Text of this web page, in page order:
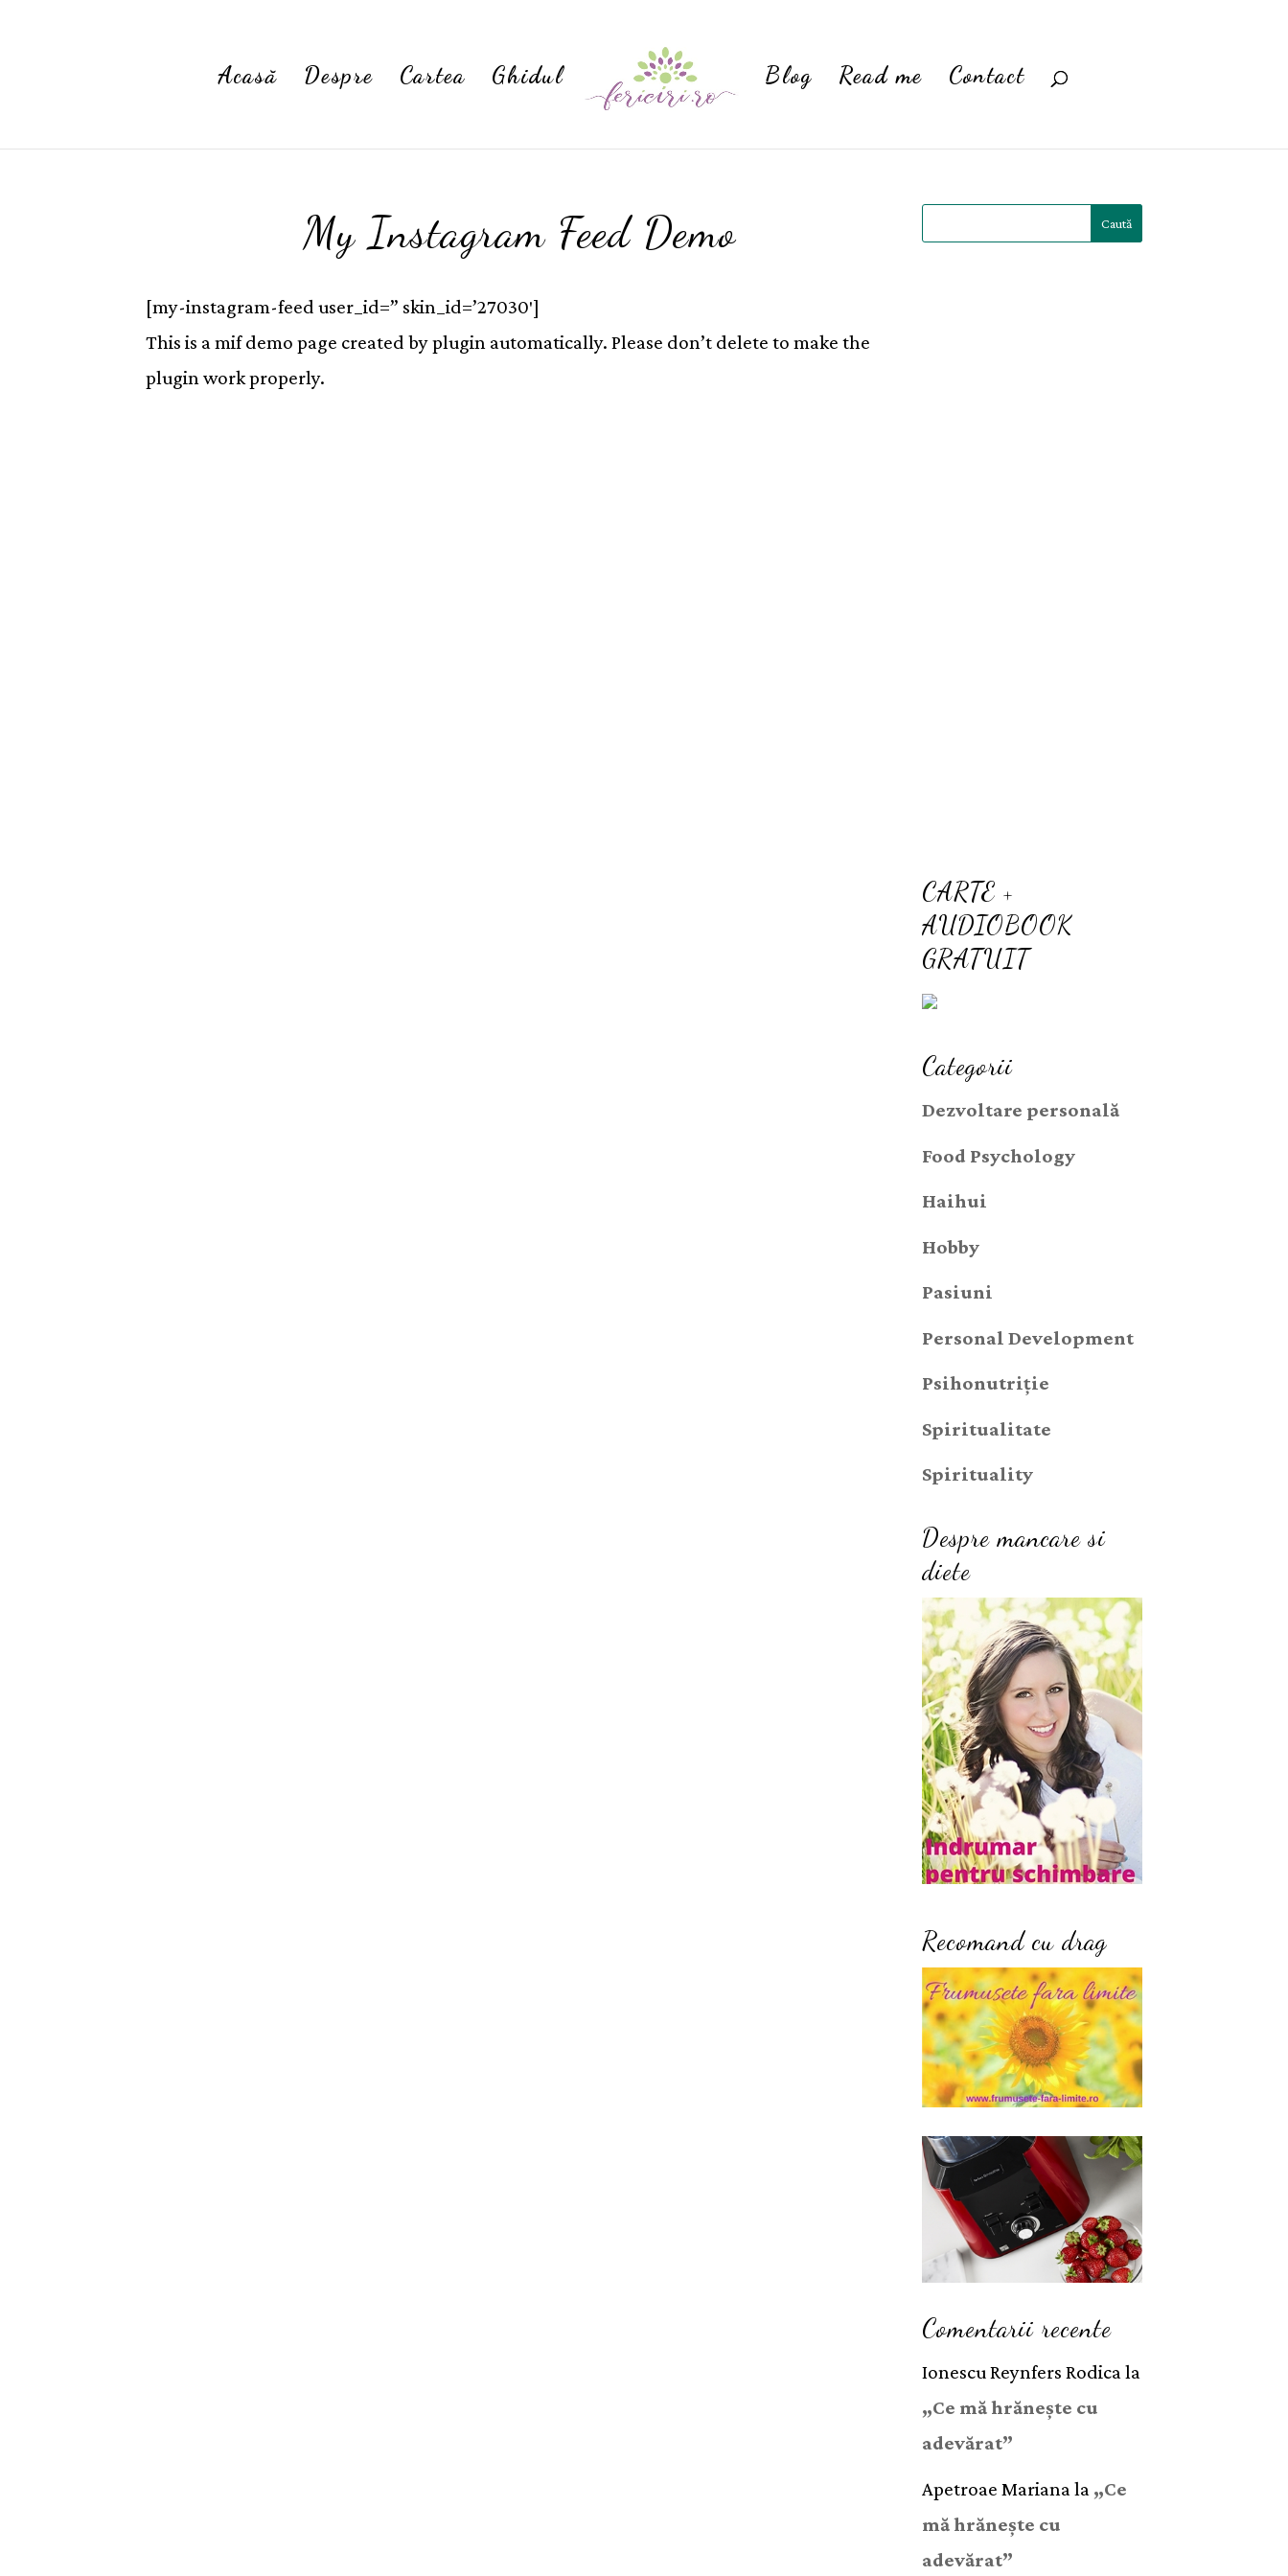
Acasă Despre Cartea Ghidul Blog Read me Contact
My Instagram Feed Demo
[my-instagram-feed user_id=” skin_id=’27030′]
This is a mif demo page created by plugin automatically. Please don’t delete to make the
plugin work properly.
CARTE +
AUDIOBOOK
GRATUIT
Categorii
Dezvoltare personală
Food Psychology
Haihui
Hobby
Pasiuni
Personal Development
Psihonutriție
Spiritualitate
Spirituality
Despre mancare si
diete
Recomand cu drag
Comentarii recente
Ionescu Reynfers Rodicala
„Ce mă hrănește cu
adevărat”
Apetroae Mariana la „Ce
mă hrănește cu
adevărat”